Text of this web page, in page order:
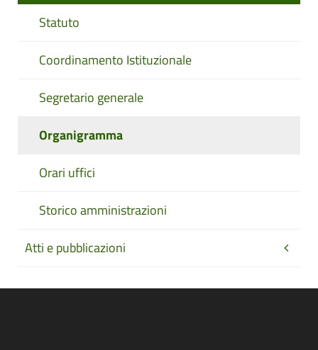
Statuto
Coordinamento Istituzionale
Segretario generale
Organigramma
Orari uffici
Storico amministrazioni
Atti e pubblicazioni